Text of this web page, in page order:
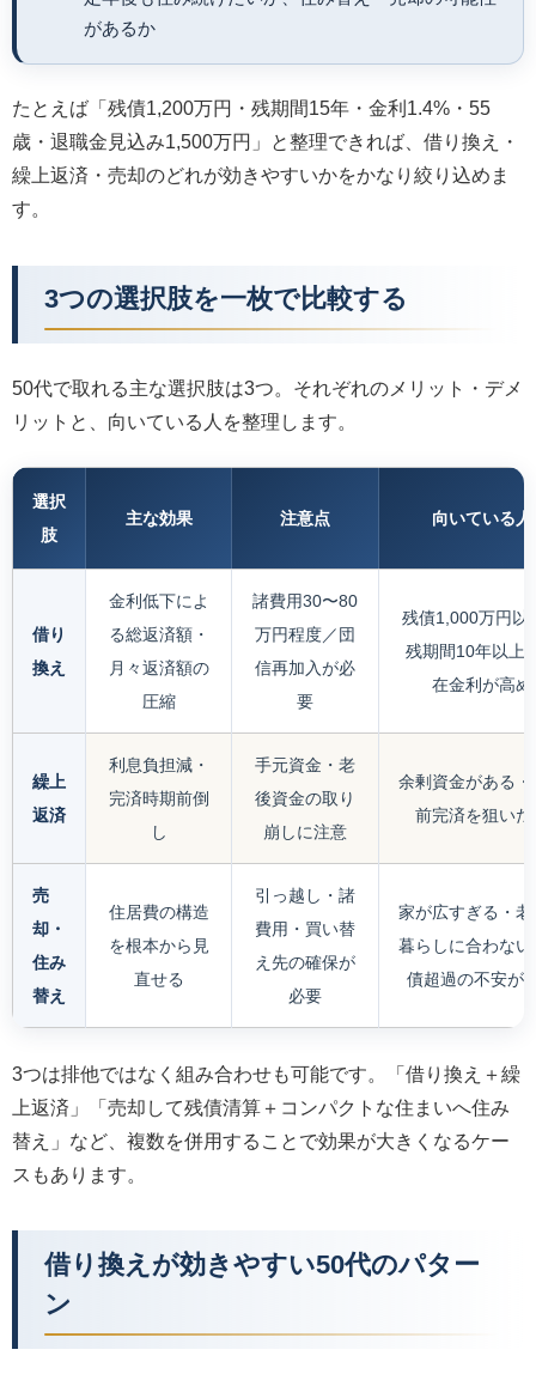
があるか
たとえば「残債1,200万円・残期間15年・金利1.4%・55
歳・退職金見込み1,500万円」と整理できれば、借り換え・
繰上返済・売却のどれが効きやすいかをかなり絞り込めま
す。
3つの選択肢を一枚で比較する
50代で取れる主な選択肢は3つ。それぞれのメリット・デメ
リットと、向いている人を整理します。
選択
肢
主な効果 注意点 向いている人
借り
換え
金利低下によ
る総返済額・
月々返済額の
圧縮
諸費用30〜80
万円程度／団
信再加入が必
要
残債1,000万円以
残期間10年以上
在金利が高め
繰上
返済
利息負担減・
完済時期前倒
し
手元資金・老
後資金の取り
崩しに注意
余剰資金がある・
前完済を狙いた
売
却・
住み
替え
住居費の構造
を根本から見
直せる
引っ越し・諸
費用・買い替
え先の確保が
必要
家が広すぎる・老
暮らしに合わない
債超過の不安が
3つは排他ではなく組み合わせも可能です。「借り換え＋繰
上返済」「売却して残債清算＋コンパクトな住まいへ住み
替え」など、複数を併用することで効果が大きくなるケー
スもあります。
借り換えが効きやすい50代のパター
ン